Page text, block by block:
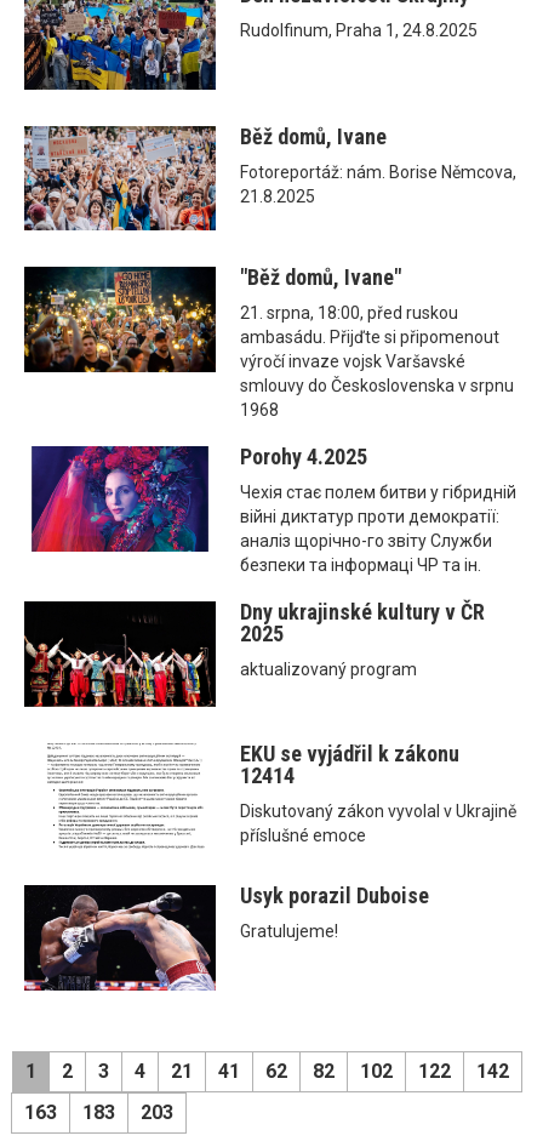
Rudolfinum, Praha 1, 24.8.2025
Běž domů, Ivane
Fotoreportáž: nám. Borise Němcova,
21.8.2025
"Běž domů, Ivane"
21. srpna, 18:00, před ruskou
ambasádu. Přijďte si připomenout
výročí invaze vojsk Varšavské
smlouvy do Československa v srpnu
1968
Porohy 4.2025
Чехія стає полем битви у гібридній
війні диктатур проти демократії:
аналіз щорічно-го звіту Служби
безпеки та інформаці ЧР та ін.
Dny ukrajinské kultury v ČR
2025
aktualizovaný program
EKU se vyjádřil k zákonu
12414
Diskutovaný zákon vyvolal v Ukrajině
příslušné emoce
Usyk porazil Duboise
Gratulujeme!
1 2 3 4 21 41 62 82 102 122
142
163
183 203